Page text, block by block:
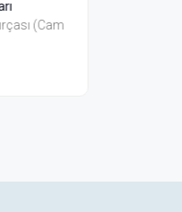
Klozet Fırçası